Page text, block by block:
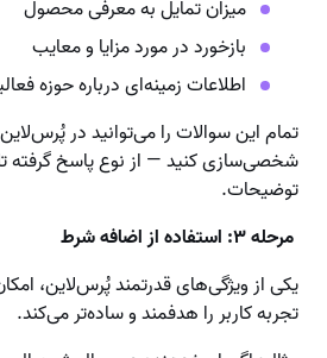
میزان تمایل به معرفی محصول
بازخورد در مورد مزایا و معایب
اطلاعات زمینه‌ای درباره حوزه
تمام این سوالات را می‌توانید در
شخصی‌سازی کنید — از نوع پاسخ گرفته
توضیحات.
مرحله ۳: استفاده از اضافه شرط
یکی از ویژگی‌های قدرتمند پُرس‌لاین،
تجربه کاربر را هدفمند و ساده‌تر می‌کند.